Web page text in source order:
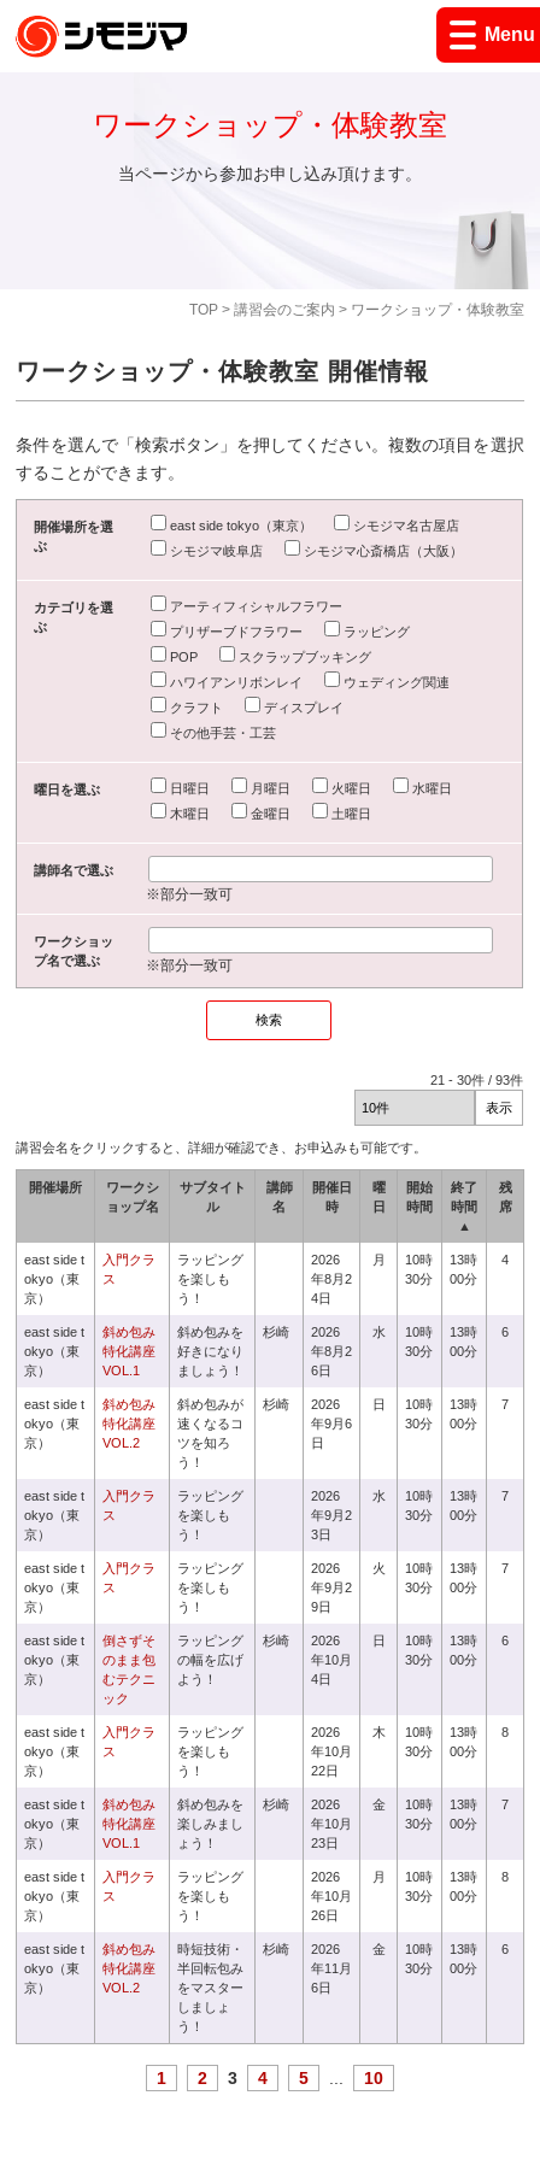
Menu
TOP> 講習会のご案内 > ワークショップ・体験教室
ワークショップ・体験教室
当ページから参加お申し込み頂けます。
ワークショップ・体験教室 開催情報
条件を選んで「検索ボタン」を押してください。複数の項目を選択
することができます。
開催場所を選
ぶ
east side tokyo（東京）
シモジマ名古屋店
シモジマ岐阜店
シモジマ心斎橋店（大阪）
カテゴリを選
ぶ
アーティフィシャルフラワー
プリザーブドフラワー
ラッピング
POP
スクラップブッキング
ハワイアンリボンレイ
ウェディング関連
クラフト
ディスプレイ
その他手芸・工芸
曜日を選ぶ 日曜日 月曜日 火曜日
水曜日
木曜日
金曜日 土曜日
講師名で選ぶ
※部分一致可
ワークショッ
プ名で選ぶ
※部分一致可
21 -30件 /93件
講習会名をクリックすると、詳細が確認でき、お申込みも可能です。
開催場所
ワークシ
ョップ名
サブタイト
ル
講師
名
開催日
時
曜
日
開始
時間
終了
時間
▲
残
席
east side t
okyo（東
京）
入門クラ
ス
ラッピング
を楽しも
う！
2026
年8月2
4日
月
10時
30分
13時
00分
4
east side t
okyo（東
京）
斜め包み
特化講座
VOL.1
斜め包みを
好きになり
ましょう！
杉崎
2026
年8月2
6日
水
10時
30分
13時
00分
6
east side t
okyo（東
京）
斜め包み
特化講座
VOL.2
斜め包みが
速くなるコ
ツを知ろ
う！
杉崎
2026
年9月6
日
日
10時
30分
13時
00分
7
east side t
okyo（東
京）
入門クラ
ス
ラッピング
を楽しも
う！
2026
年9月2
3日
水
10時
30分
13時
00分
7
east side t
okyo（東
京）
入門クラ
ス
ラッピング
を楽しも
う！
2026
年9月2
9日
火
10時
30分
13時
00分
7
east side t
okyo（東
京）
倒さずそ
のまま包
むテクニ
ック
ラッピング
の幅を広げ
よう！
杉崎
2026
年10月
4日
日
10時
30分
13時
00分
6
east side t
okyo（東
京）
入門クラ
ス
ラッピング
を楽しも
う！
2026
年10月
22日
木
10時
30分
13時
00分
8
east side t
okyo（東
京）
斜め包み
特化講座
VOL.1
斜め包みを
楽しみまし
ょう！
杉崎
2026
年10月
23日
金
10時
30分
13時
00分
7
east side t
okyo（東
京）
入門クラ
ス
ラッピング
を楽しも
う！
2026
年10月
26日
月
10時
30分
13時
00分
8
east side t
okyo（東
京）
斜め包み
特化講座
VOL.2
時短技術・
半回転包み
をマスター
しましょ
う！
杉崎
2026
年11月
6日
金
10時
30分
13時
00分
6
1 2 3 4 5 10